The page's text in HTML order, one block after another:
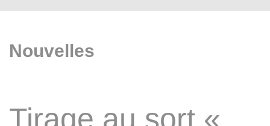
Nouvelles
Tirage au sort «